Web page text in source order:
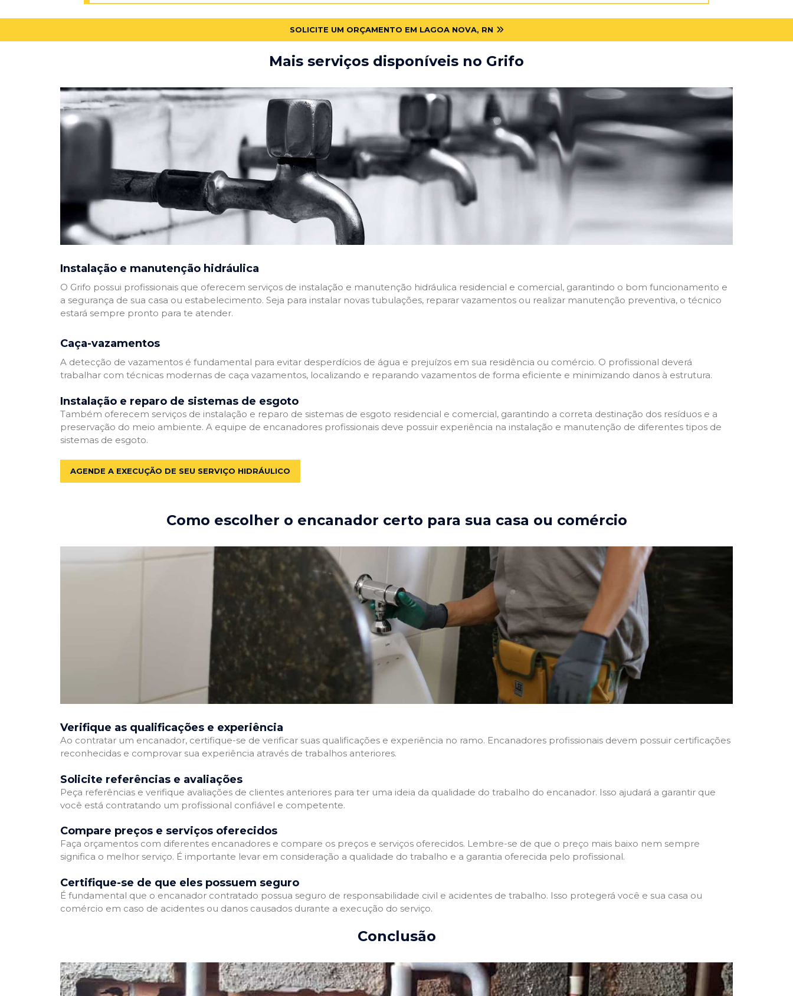
SOLICITE UM ORÇAMENTO EM LAGOA NOVA, RN
Mais serviços disponíveis no Grifo
Instalação e manutenção hidráulica
O Grifo possui profissionais que oferecem serviços de instalação e manutenção hidráulica residencial e comercial, garantindo o bom funcionamento e
a segurança de sua casa ou estabelecimento. Seja para instalar novas tubulações, reparar vazamentos ou realizar manutenção preventiva, o técnico
estará sempre pronto para te atender.
Caça-vazamentos
A detecção de vazamentos é fundamental para evitar desperdícios de água e prejuízos em sua residência ou comércio. O profissional deverá
trabalhar com técnicas modernas de caça vazamentos, localizando e reparando vazamentos de forma eficiente e minimizando danos à estrutura.
Instalação e reparo de sistemas de esgoto
Também oferecem serviços de instalação e reparo de sistemas de esgoto residencial e comercial, garantindo a correta destinação dos resíduos e a
preservação do meio ambiente. A equipe de encanadores profissionais deve possuir experiência na instalação e manutenção de diferentes tipos de
sistemas de esgoto.
AGENDE A EXECUÇÃO DE SEU SERVIÇO HIDRÁULICO
Como escolher o encanador certo para sua casa ou comércio
Verifique as qualificações e experiência
Ao contratar um encanador, certifique-se de verificar suas qualificações e experiência no ramo. Encanadores profissionais devem possuir certificações
reconhecidas e comprovar sua experiência através de trabalhos anteriores.
Solicite referências e avaliações
Peça referências e verifique avaliações de clientes anteriores para ter uma ideia da qualidade do trabalho do encanador. Isso ajudará a garantir que
você está contratando um profissional confiável e competente.
Compare preços e serviços oferecidos
Faça orçamentos com diferentes encanadores e compare os preços e serviços oferecidos. Lembre-se de que o preço mais baixo nem sempre
significa o melhor serviço. É importante levar em consideração a qualidade do trabalho e a garantia oferecida pelo profissional.
Certifique-se de que eles possuem seguro
É fundamental que o encanador contratado possua seguro de responsabilidade civil e acidentes de trabalho. Isso protegerá você e sua casa ou
comércio em caso de acidentes ou danos causados durante a execução do serviço.
Conclusão